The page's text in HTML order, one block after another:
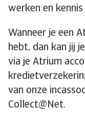
werken en
Wanneer je een
hebt, dan kan jij
via je Atrium
van onze
Collect@Net.